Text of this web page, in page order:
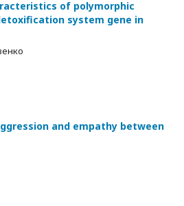
of polymorphic
system gene in
and empathy between